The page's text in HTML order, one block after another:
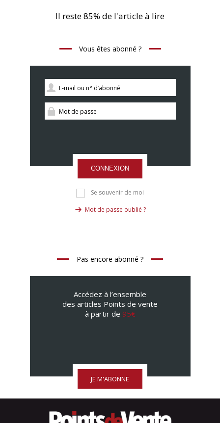
Il reste 85% de l'article à lire
Vous êtes abonné ?
CONNEXION
Se souvenir de moi
Mot de passe oublié ?
Pas encore abonné ?
Accédez à l’ensemble
des articles Points de vente
à partir de 95€
JE M'ABONNE